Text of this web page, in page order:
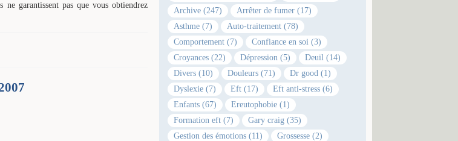
garantissent pas que vous obtiendrez
Archive (247)
Arrêter de fumer (17)
Asthme (7)
Auto-traitement (78)
Comportement (7)
Confiance en soi (3)
Croyances (22)
Dépression (5)
Deuil (14)
Divers (10)
Douleurs (71)
Dr good (1)
Dyslexie (7)
Eft (17)
Eft anti-stress (6)
Enfants (67)
Ereutophobie (1)
Formation eft (7)
Gary craig (35)
Gestion des émotions (11)
Grossesse (2)